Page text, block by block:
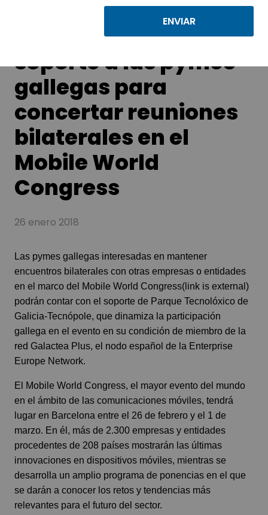
Tecnópole presta
soporte a las pymes
gallegas para
concertar reuniones
bilaterales en el
Mobile World
Congress
26 enero 2018
Las pymes gallegas interesadas en mantener
encuentros bilaterales con otras empresas o entidades
en el marco del Mobile World Congress(link is external)
podrán contar con el soporte de Parque Tecnolóxico de
Galicia-Tecnópole, que dinamiza la participación
gallega en el evento en su condición de miembro de la
red Galactea Plus, el nodo español de la Enterprise
Europe Network.
El Mobile World Congress, el mayor evento del mundo
en el ámbito de las comunicaciones móviles, tendrá
lugar en Barcelona entre el 26 de febrero y el 1 de
marzo. En él, más de 2.300 empresas y entidades
procedentes de 208 países mostrarán las últimas
innovaciones en dispositivos móviles, mientras se
desarrolla un amplio programa de ponencias en el que
se darán a conocer los retos y tendencias más
relevantes para el futuro del sector.